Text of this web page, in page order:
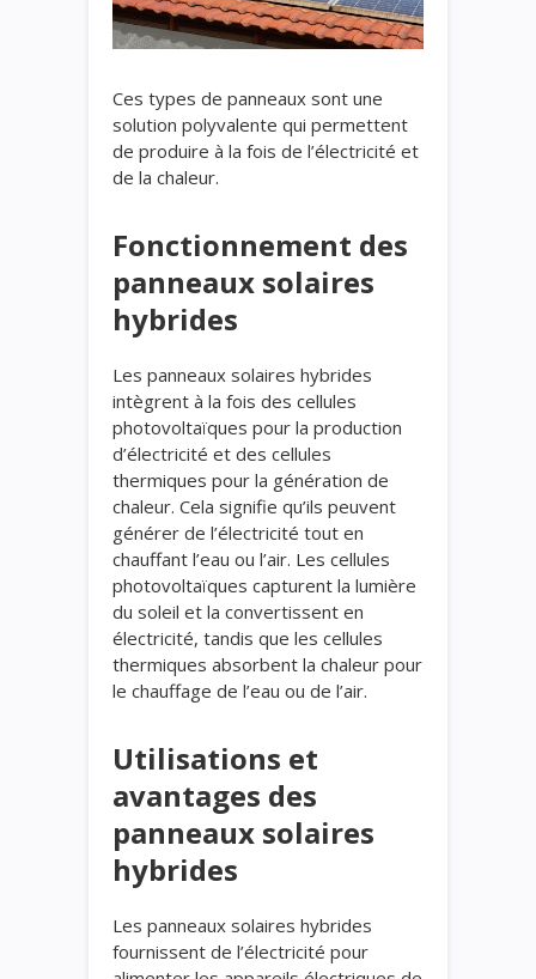
Ces types de panneaux sont une
solution polyvalente qui permettent
de produire à la fois de l’électricité et
de la chaleur.
Fonctionnement des
panneaux solaires
hybrides
Les panneaux solaires hybrides
intègrent à la fois des cellules
photovoltaïques pour la production
d’électricité et des cellules
thermiques pour la génération de
chaleur. Cela signifie qu’ils peuvent
générer de l’électricité tout en
chauffant l’eau ou l’air. Les cellules
photovoltaïques capturent la lumière
du soleil et la convertissent en
électricité, tandis que les cellules
thermiques absorbent la chaleur pour
le chauffage de l’eau ou de l’air.
Utilisations et
avantages des
panneaux solaires
hybrides
Les panneaux solaires hybrides
fournissent de l’électricité pour